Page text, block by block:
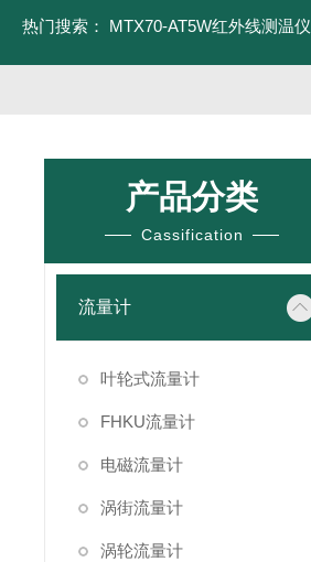
热门搜索： MTX70-AT5W红外线测温仪
产品分类
Cassification
流量计
叶轮式流量计
FHKU流量计
电磁流量计
涡街流量计
涡轮流量计